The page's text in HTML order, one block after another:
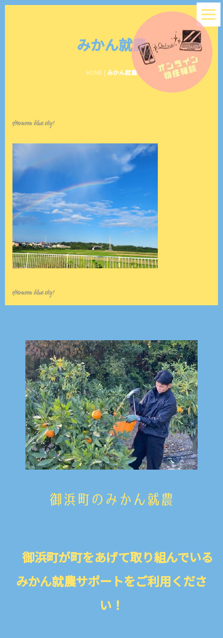
みかん就農
HOME | みかん就農
御浜町のみかん就農
御浜町が町をあげて取り組んでいる
みかん就農サポートをご利用くださ
い！